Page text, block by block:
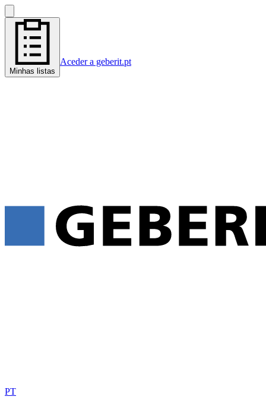
Minhas listas
Aceder a geberit.pt
PT